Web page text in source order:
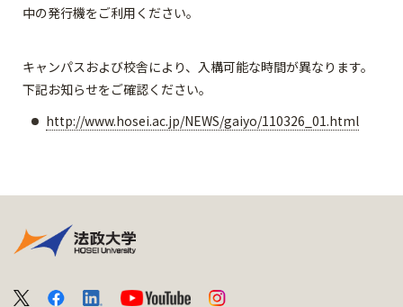
中の発行機をご利用ください。
キャンパスおよび校舎により、入構可能な時間が異なります。
下記お知らせをご確認ください。
http://www.hosei.ac.jp/NEWS/gaiyo/110326_01.html